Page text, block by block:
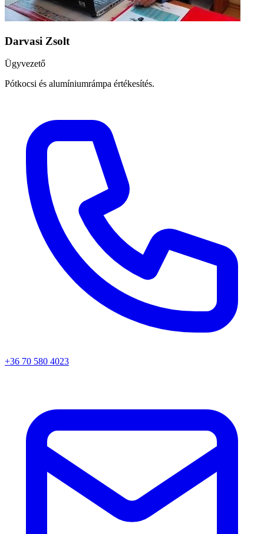
Darvasi Zsolt
Ügyvezető
Pótkocsi és alumíniumrámpa értékesítés.
+36 70 580 4023